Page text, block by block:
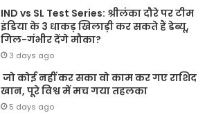
IND vs SL Test Series: श्रीलंका दौरे पर टीम
इंडिया के 3 धाकड़ खिलाड़ी कर सकते हैं डेब्यू,
गिल-गंभीर देंगे मौका?
3 days ago
जो कोई नहीं कर सका वो काम कर गए राशिद
खान, पूरे विश्व में मच गया तहलका
5 days ago